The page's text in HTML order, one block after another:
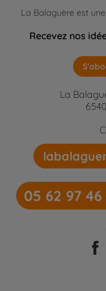
La Balaguère est
Recevez nos
La
05 62 97